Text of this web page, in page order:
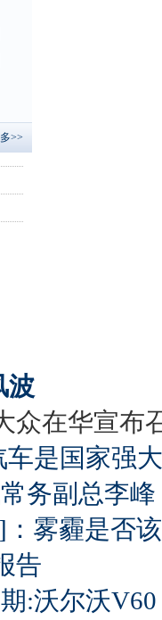
>>
波
众在华宣布
车是国家强
务副总李峰
：雾霾是否
告
:沃尔沃